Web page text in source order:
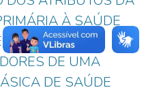
À SAÚDE
DOS
DE UMA
DE SAÚDE